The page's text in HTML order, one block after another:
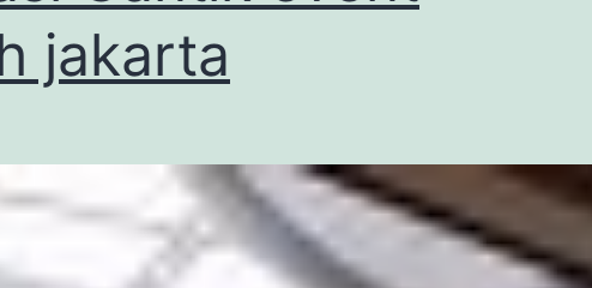
jakarta